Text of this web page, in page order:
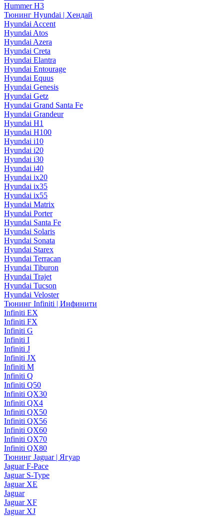
Hummer H3
Тюнинг Hyundai | Хендай
Hyundai Accent
Hyundai Atos
Hyundai Azera
Hyundai Creta
Hyundai Elantra
Hyundai Entourage
Hyundai Equus
Hyundai Genesis
Hyundai Getz
Hyundai Grand Santa Fe
Hyundai Grandeur
Hyundai H1
Hyundai H100
Hyundai i10
Hyundai i20
Hyundai i30
Hyundai i40
Hyundai ix20
Hyundai ix35
Hyundai ix55
Hyundai Matrix
Hyundai Porter
Hyundai Santa Fe
Hyundai Solaris
Hyundai Sonata
Hyundai Starex
Hyundai Terracan
Hyundai Tiburon
Hyundai Trajet
Hyundai Tucson
Hyundai Veloster
Тюнинг Infiniti | Инфинити
Infiniti EX
Infiniti FX
Infiniti G
Infiniti I
Infiniti J
Infiniti JX
Infiniti M
Infiniti Q
Infiniti Q50
Infiniti QX30
Infiniti QX4
Infiniti QX50
Infiniti QX56
Infiniti QX60
Infiniti QX70
Infiniti QX80
Тюнинг Jaguar | Ягуар
Jaguar F-Pace
Jaguar S-Type
Jaguar XE
Jaguar
Jaguar XF
Jaguar XJ